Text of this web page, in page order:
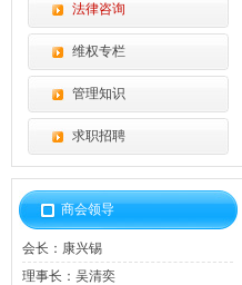
法律咨询
维权专栏
管理知识
求职招聘
商会领导
会长： 康兴锡
理事长： 吴清奕